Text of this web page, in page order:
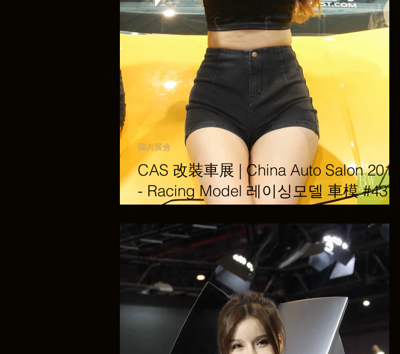
CAS 改裝車展 | China Auto Salon 2019
- Racing Model 레이싱모델 車模 #43 @
國內展會
bw2046
Feb 20, 2021